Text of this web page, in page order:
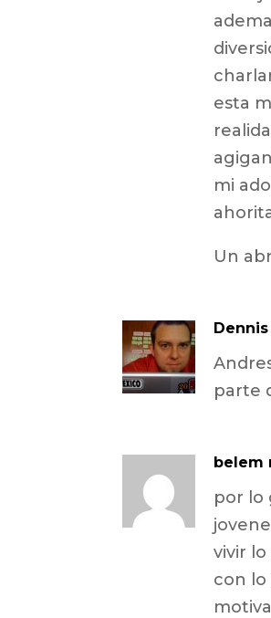
esta
mi
Un
Dennis
parte
belem
por lo
vivir
con lo